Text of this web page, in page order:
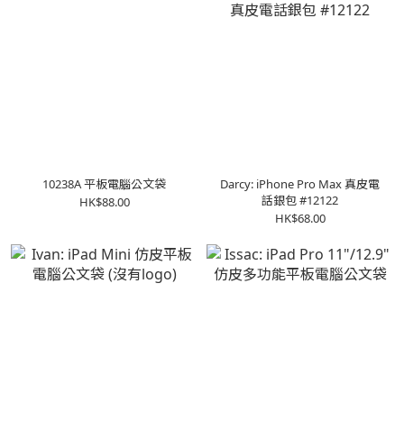
10238A 平板電腦公文袋
HK$88.00
Darcy: iPhone Pro Max 真皮電
話銀包 #12122
HK$68.00